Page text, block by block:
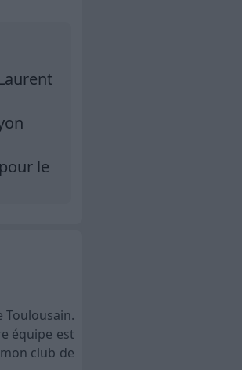
le
Toulousain.
équipe est
club de